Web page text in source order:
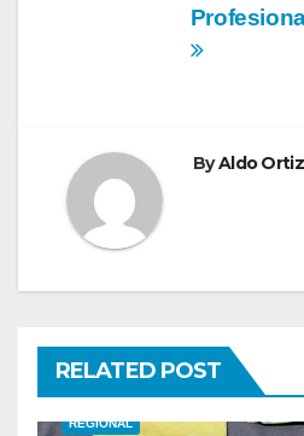
ByAldo Ortiz
RELATED POST
REGIONAL